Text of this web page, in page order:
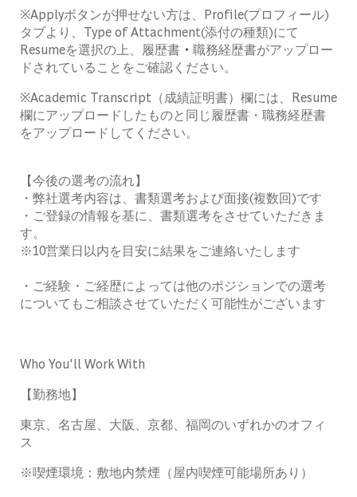
※Applyボタンが押せない方は、 Profile(プロフィール)
タブより、 Type of Attachment(添付の種類)にて
Resumeを選択の上、履歴書・ 職務経歴書がアップロー
ドされていることをご確認ください。
※Academic Transcript（成績証明書）欄には、 Resume
欄にアップロードしたものと同じ履歴書・職務経歴書
をアップロードしてください。
【今後の選考の流れ】
・弊社選考内容は、書類選考および面接(複数回)です
・ご登録の情報を基に、書類選考をさせていただきま
す。
※10営業日以内を目安に結果をご連絡いたします
・ご経験・ご経歴によっては他のポジションでの選考
についてもご相談させていただく可能性がございます
Who You'll Work With
【勤務地】
東京、名古屋、大阪、京都、福岡のいずれかのオフィ
ス
※喫煙環境：敷地内禁煙（屋内喫煙可能場所あり）